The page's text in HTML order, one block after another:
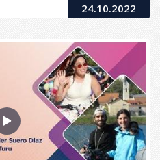
24.10.2022